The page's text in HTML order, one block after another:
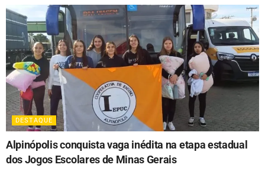
DESTAQUE
Alpinópolis conquista vaga inédita na etapa estadual
dos Jogos Escolares de Minas Gerais